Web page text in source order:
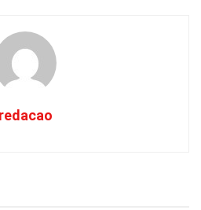
redacao